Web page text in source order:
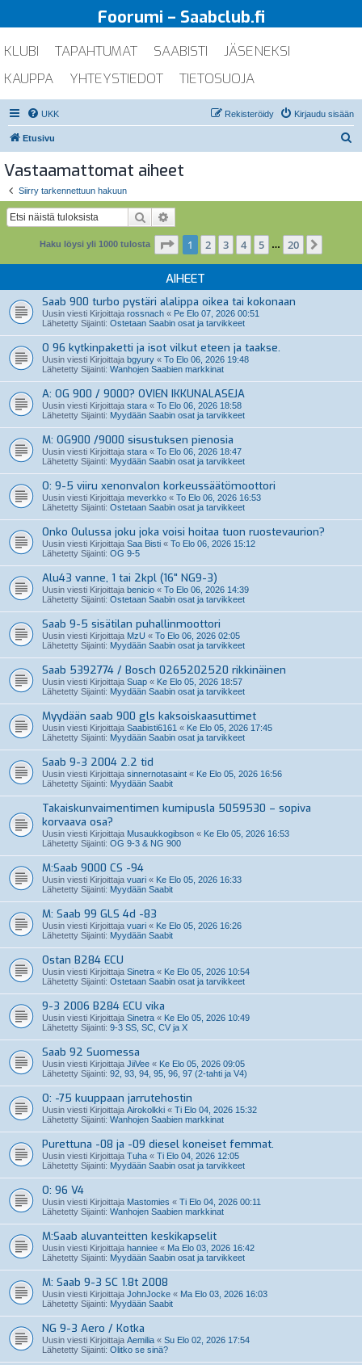
Foorumi – Saabclub.fi
KLUBI TAPAHTUMAT SAABISTI
JÄSENEKSI
KAUPPA
YHTEYSTIEDOT TIETOSUOJA
UKK Kirjaudu sisään
Rekisteröidy
Etusivu
Vastaamattomat aiheet
Siirry tarkennettuun hakuun
Etsi
Haku löysi yli 1000 tulosta Sivu /20
1 2 3 4 5 … 20
AIHEET
Saab 900 turbo pystäri alalippa oikea tai kokonaan
Uusin viesti Kirjoittaja rossnach « Pe Elo 07, 2026 00:51
Lähetetty Sijainti: Ostetaan Saabin osat ja tarvikkeet
O 96 kytkinpaketti ja isot vilkut eteen ja taakse.
Uusin viesti Kirjoittaja bgyury « To Elo 06, 2026 19:48
Lähetetty Sijainti: Wanhojen Saabien markkinat
A: OG 900 / 9000? OVIEN IKKUNALASEJA
Uusin viesti Kirjoittaja stara « To Elo 06, 2026 18:58
Lähetetty Sijainti: Myydään Saabin osat ja tarvikkeet
M: OG900 /9000 sisustuksen pienosia
Uusin viesti Kirjoittaja stara « To Elo 06, 2026 18:47
Lähetetty Sijainti: Myydään Saabin osat ja tarvikkeet
O: 9-5 viiru xenonvalon korkeussäätömoottori
Uusin viesti Kirjoittaja meverkko « To Elo 06, 2026 16:53
Lähetetty Sijainti: Ostetaan Saabin osat ja tarvikkeet
Onko Oulussa joku joka voisi hoitaa tuon ruostevaurion?
Uusin viesti Kirjoittaja Saa Bisti « To Elo 06, 2026 15:12
Lähetetty Sijainti: OG 9-5
Alu43 vanne, 1 tai 2kpl (16" NG9-3)
Uusin viesti Kirjoittaja benicio « To Elo 06, 2026 14:39
Lähetetty Sijainti: Ostetaan Saabin osat ja tarvikkeet
Saab 9-5 sisätilan puhallinmoottori
Uusin viesti Kirjoittaja MzU « To Elo 06, 2026 02:05
Lähetetty Sijainti: Myydään Saabin osat ja tarvikkeet
Saab 5392774 / Bosch 0265202520 rikkinäinen
Uusin viesti Kirjoittaja Suap « Ke Elo 05, 2026 18:57
Lähetetty Sijainti: Myydään Saabin osat ja tarvikkeet
Myydään saab 900 gls kaksoiskaasuttimet
Uusin viesti Kirjoittaja Saabisti6161 « Ke Elo 05, 2026 17:45
Lähetetty Sijainti: Myydään Saabin osat ja tarvikkeet
Saab 9-3 2004 2.2 tid
Uusin viesti Kirjoittaja sinnernotasaint « Ke Elo 05, 2026 16:56
Lähetetty Sijainti: Myydään Saabit
Takaiskunvaimentimen kumipusla 5059530 – sopiva
korvaava osa?
Uusin viesti Kirjoittaja Musaukkogibson « Ke Elo 05, 2026 16:53
Lähetetty Sijainti: OG 9-3 & NG 900
M:Saab 9000 CS -94
Uusin viesti Kirjoittaja vuari « Ke Elo 05, 2026 16:33
Lähetetty Sijainti: Myydään Saabit
M: Saab 99 GLS 4d -83
Uusin viesti Kirjoittaja vuari « Ke Elo 05, 2026 16:26
Lähetetty Sijainti: Myydään Saabit
Ostan B284 ECU
Uusin viesti Kirjoittaja Sinetra « Ke Elo 05, 2026 10:54
Lähetetty Sijainti: Ostetaan Saabin osat ja tarvikkeet
9-3 2006 B284 ECU vika
Uusin viesti Kirjoittaja Sinetra « Ke Elo 05, 2026 10:49
Lähetetty Sijainti: 9-3 SS, SC, CV ja X
Saab 92 Suomessa
Uusin viesti Kirjoittaja JiiVee « Ke Elo 05, 2026 09:05
Lähetetty Sijainti: 92, 93, 94, 95, 96, 97 (2-tahti ja V4)
O: -75 kuuppaan jarrutehostin
Uusin viesti Kirjoittaja Airokolkki « Ti Elo 04, 2026 15:32
Lähetetty Sijainti: Wanhojen Saabien markkinat
Purettuna -08 ja -09 diesel koneiset femmat.
Uusin viesti Kirjoittaja Tuha « Ti Elo 04, 2026 12:05
Lähetetty Sijainti: Myydään Saabin osat ja tarvikkeet
O: 96 V4
Uusin viesti Kirjoittaja Mastomies « Ti Elo 04, 2026 00:11
Lähetetty Sijainti: Wanhojen Saabien markkinat
M:Saab aluvanteitten keskikapselit
Uusin viesti Kirjoittaja hanniee « Ma Elo 03, 2026 16:42
Lähetetty Sijainti: Myydään Saabin osat ja tarvikkeet
M: Saab 9-3 SC 1.8t 2008
Uusin viesti Kirjoittaja JohnJocke « Ma Elo 03, 2026 16:03
Lähetetty Sijainti: Myydään Saabit
NG 9-3 Aero / Kotka
Uusin viesti Kirjoittaja Aemilia « Su Elo 02, 2026 17:54
Lähetetty Sijainti: Olitko se sinä?